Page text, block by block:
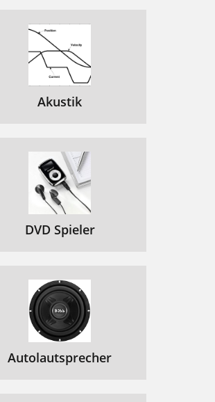
Akustik
DVD Spieler
Autolautsprecher